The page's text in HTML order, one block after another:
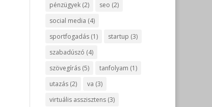
pénzügyek(2) seo (2)
social media (4)
sportfogadás(1) startup (3)
szabadúszó (4)
szövegírás(5) tanfolyam (1)
utazás(2) va (3)
virtuális asszisztens(3)